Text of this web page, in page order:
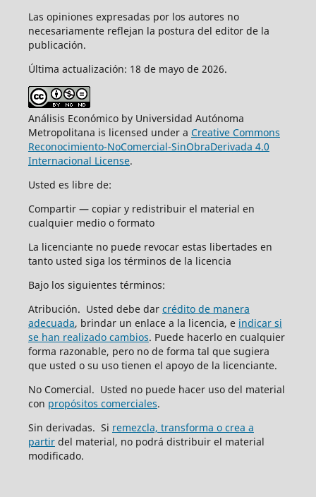
Las opiniones expresadas por los autores no
necesariamente reflejan la postura del editor de la
publicación.
Última actualización: 18 de mayo de 2026.
Análisis Económico by Universidad Autónoma
Metropolitana is licensed under a Creative Commons
Reconocimiento-NoComercial-SinObraDerivada 4.0
Internacional License.
Usted es libre de:
Compartir — copiar y redistribuir el material en
cualquier medio o formato
La licenciante no puede revocar estas libertades en
tanto usted siga los términos de la licencia
Bajo los siguientes términos:
Atribución. Usted debe dar crédito de manera
adecuada, brindar un enlace a la licencia, e indicar si
se han realizado cambios. Puede hacerlo en cualquier
forma razonable, pero no de forma tal que sugiera
que usted o su uso tienen el apoyo de la licenciante.
No Comercial. Usted no puede hacer uso del material
con propósitos comerciales.
Sin derivadas. Si remezcla, transforma o crea a
partirdel material, no podrá distribuir el material
modificado.